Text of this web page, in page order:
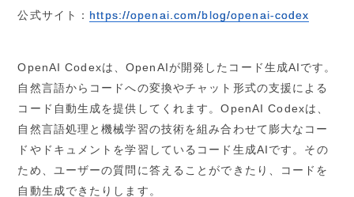
公式サイト： https://openai.com/blog/openai-codex
OpenAI Codexは、OpenAIが開発したコード生成AIです。
自然言語からコードへの変換やチャット形式の支援による
コード自動生成を提供してくれます。OpenAI Codexは、
自然言語処理と機械学習の技術を組み合わせて膨大なコー
ドやドキュメントを学習しているコード生成AIです。その
ため、ユーザーの質問に答えることができたり、コードを
自動生成できたりします。